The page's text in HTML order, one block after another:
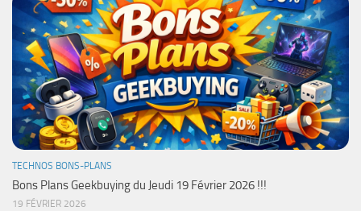
TECHNOS BONS-PLANS
Bons Plans Geekbuying du Jeudi 19 Février 2026 !!!
19 FÉVRIER 2026